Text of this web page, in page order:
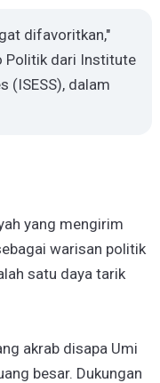
difavoritkan,"
Politik dari Institute
(ISESS), dalam
yang mengirim
warisan politik
satu daya tarik
akrab disapa Umi
besar. Dukungan